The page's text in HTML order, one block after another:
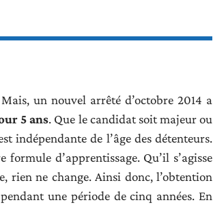
un nouvel arrêté d’octobre 2014 a
5 ans. Que le candidat soit majeur ou
indépendante de l’âge des détenteurs.
d’apprentissage. Qu’il s’agisse
rien ne change. Ainsi donc, l’obtention
une période de cinq années. En